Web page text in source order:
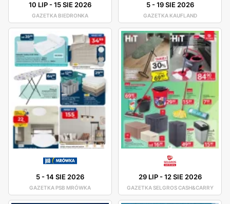
10 LIP-15 SIE 2026
GAZETKA BIEDRONKA
5-19 SIE 2026
GAZETKA KAUFLAND
5-14 SIE 2026
GAZETKA PSB MRÓWKA
29 LIP-12 SIE 2026
GAZETKA SELGROS CASH&CARRY